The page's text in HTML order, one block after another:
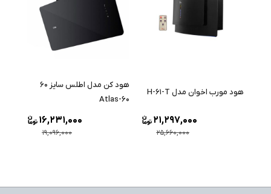
هود مورب اخوان مدل H-61-T
25,660,000
21,297,000
هود کن مدل اطلس سایز ۶۰
Atlas-60
19,096,000
16,231,000